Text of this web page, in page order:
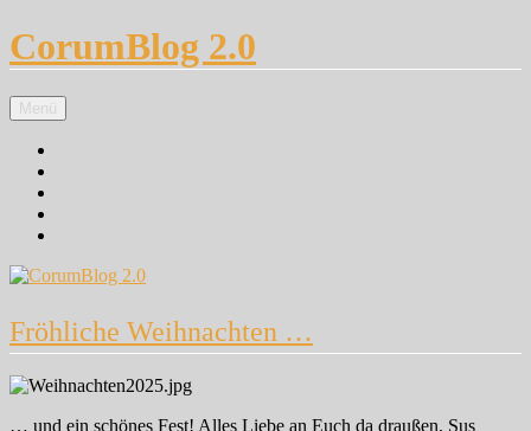
Zum
Inhalt
springen
CorumBlog 2.0
Menü
Fröhliche Weihnachten …
… und ein schönes Fest! Alles Liebe an Euch da draußen, Sus